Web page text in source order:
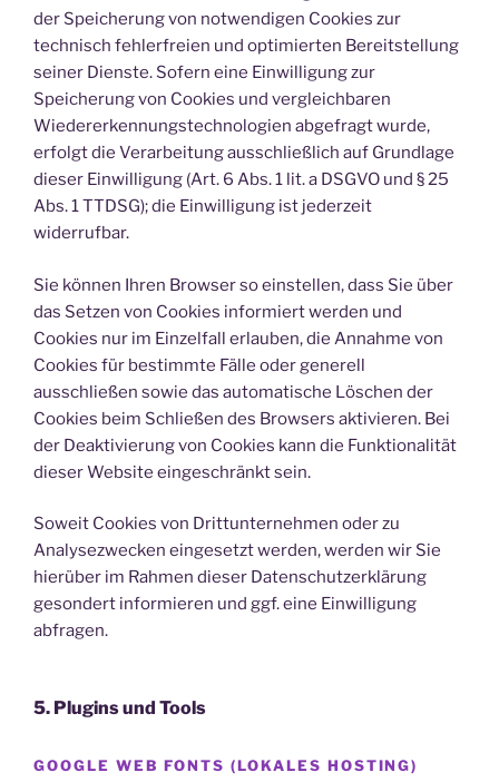
der Speicherung von notwendigen Cookies zur
technisch fehlerfreien und optimierten Bereitstellung
seiner Dienste. Sofern eine Einwilligung zur
Speicherung von Cookies und vergleichbaren
Wiedererkennungstechnologien abgefragt wurde,
erfolgt die Verarbeitung ausschließlich auf Grundlage
dieser Einwilligung (Art. 6 Abs. 1 lit. a DSGVO und § 25
Abs. 1 TTDSG); die Einwilligung ist jederzeit
widerrufbar.
Sie können Ihren Browser so einstellen, dass Sie über
das Setzen von Cookies informiert werden und
Cookies nur im Einzelfall erlauben, die Annahme von
Cookies für bestimmte Fälle oder generell
ausschließen sowie das automatische Löschen der
Cookies beim Schließen des Browsers aktivieren. Bei
der Deaktivierung von Cookies kann die Funktionalität
dieser Website eingeschränkt sein.
Soweit Cookies von Drittunternehmen oder zu
Analysezwecken eingesetzt werden, werden wir Sie
hierüber im Rahmen dieser Datenschutzerklärung
gesondert informieren und ggf. eine Einwilligung
abfragen.
5. Plugins und Tools
GOOGLE WEB FONTS (LOKALES HOSTING)